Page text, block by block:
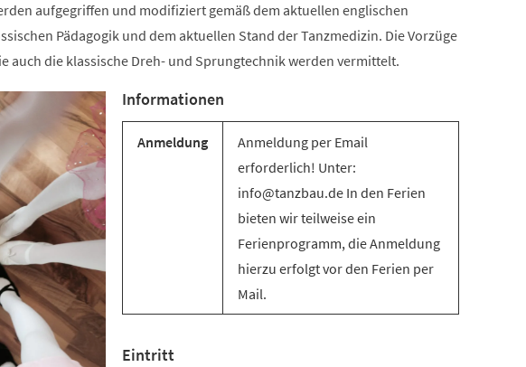
aufgegriffen und modifiziert gemäß dem aktuellen englischen
Pädagogik und dem aktuellen Stand der Tanzmedizin. Die Vorzüge
auch die klassische Dreh- und Sprungtechnik werden vermittelt.
Informationen
Anmeldung
Anmeldung per Email
erforderlich! Unter:
info@tanzbau.de In den Ferien
bieten wir teilweise ein
Ferienprogramm, die Anmeldung
hierzu erfolgt vor den Ferien per
Mail.
Eintritt